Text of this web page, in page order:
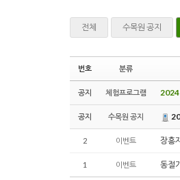
전체 수목원 공지
번호 분류
공지 체험프로그램 2024
공지 수목원 공지
2 이벤트 장흥
1 이벤트 동절